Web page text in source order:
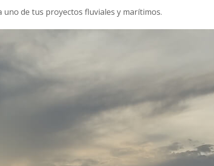
uno de tus proyectos fluviales y marítimos.